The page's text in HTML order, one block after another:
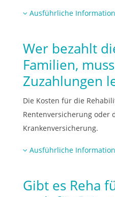
Ausführliche
Wer bezahlt
Familien,
Zuzahlungen
Die Kosten für die
Rentenversicherung oder
Krankenversicherung.
Ausführliche
Gibt es Reha